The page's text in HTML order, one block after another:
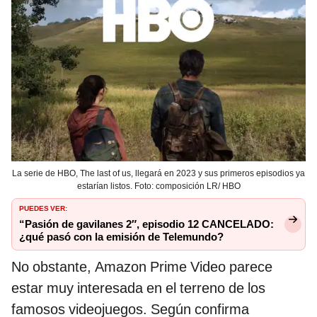
La serie de HBO, The last of us, llegará en 2023 y sus primeros episodios ya
estarían listos. Foto: composición LR/ HBO
PUEDES VER:
“Pasión de gavilanes 2″, episodio 12 CANCELADO:
¿qué pasó con la emisión de Telemundo?
No obstante, Amazon Prime Video parece
estar muy interesada en el terreno de los
famosos videojuegos. Según confirma